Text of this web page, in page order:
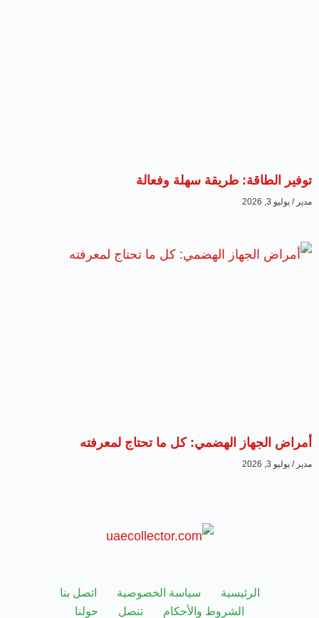
توفير الطاقة: طريقة سهلة وفعالة
مدير يوليو 3, 2026
أمراض الجهاز الهضمي: كل ما تحتاج لمعرفته
مدير يوليو 3, 2026
الرئيسية سياسة الخصوصية
اتصل بنا
الشروط والأحكام
تنصل حولنا